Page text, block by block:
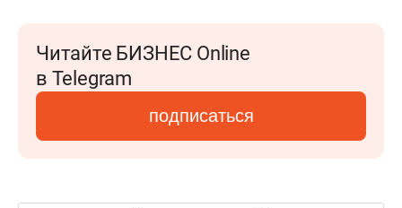
Читайте БИЗНЕС Online
в Telegram
подписаться